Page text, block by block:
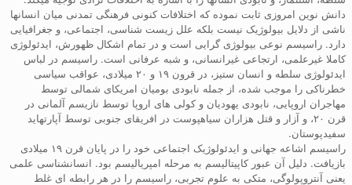
دانش نوین امروزی ثابت نموده که اختلافات کنونی فرهنگی تمدنی میان انسانها
ناشی از دلایل بیولوژیک نیست بلکه علل زیست شناسی، اجتماعی، و جغرافیایی
دارد. راسیسم نوعی بیولوژی گرایی است و در تمام اشکال ظهورش، ایدئولوژی
کاملا غیرعلمی، ارتجاعی غیرانسانی، و شبه عرفانی است. راسیسم در لباس
ایدئولوژی سلطه و انسان ستیز، در قرون ۱۹ و ۲۰ میلادی، عواقب سیاسی
خطرناکی را موجب شده، از جمله نابودی بومیان امریکای شمالی توسط
مهاجران اروپایی، نابودی یهودیان و کولی های اروپا توسط نازیسم آلمانی در
قرن ۲۰، و آزار و قتل هزاران سیاهپوست در افریقای جنوبی توسط آپارتهاید
سفیدپوستان.
راسیسم اشاعه جهانی و ایدئولوژیک اجتماعی خود را در پایان قرن ۱۹ میلادی
بازیافت. دلیل آن عبور کاپیتالیسم به مرحله امپریالیسم بود. انسانشناسی علمی
یعنی آنتروپولوگی، متکی به علوم تجربی، راسیسم را در هر رابطه ای غلط